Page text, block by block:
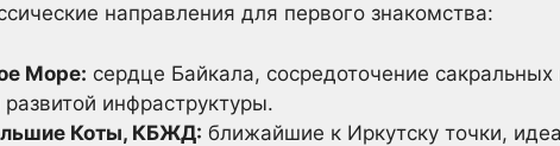
направления для первого знакомства:
Море: сердце Байкала, сосредоточение
инфраструктуры.
Коты, КБЖД: ближайшие к Иркутску точки,